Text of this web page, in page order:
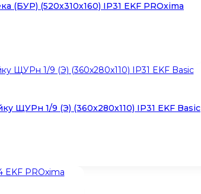
(520х310х160) IP31 EKF PROxima
ЩУРн 1/9 (Э) (360x280x110) IP31 EKF Basic